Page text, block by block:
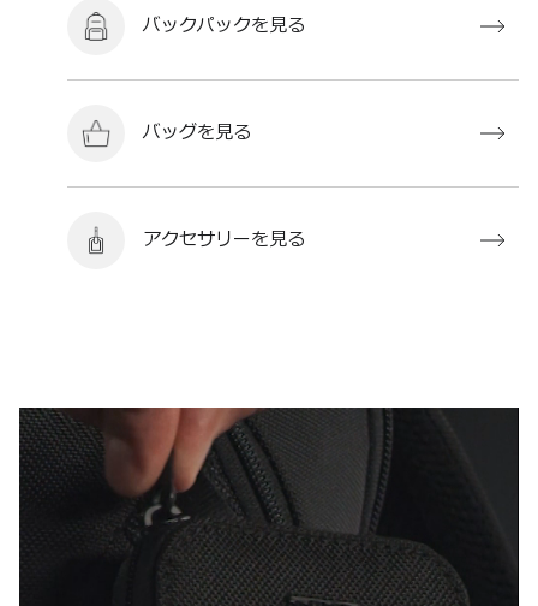
バックパックを見る
バッグを見る
アクセサリーを見る